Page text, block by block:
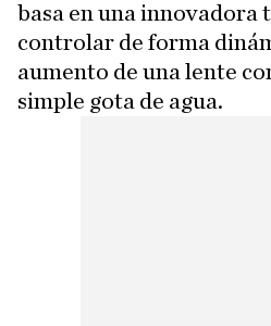
basa en una innovadora
controlar de forma
aumento de una lente
simple gota de agua.